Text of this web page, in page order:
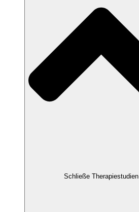
Schließe Therapiestudien